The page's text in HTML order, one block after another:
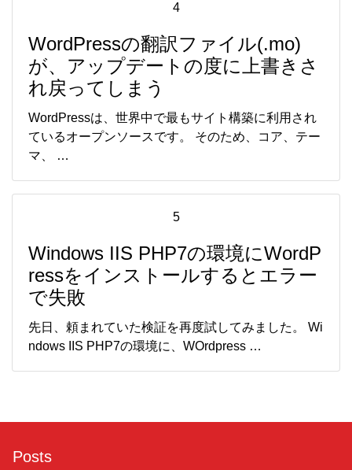
4
WordPressの翻訳ファイル(.mo)
が、アップデートの度に上書きさ
れ戻ってしまう
WordPressは、世界中で最もサイト構築に利用され
ているオープンソースです。 そのため、コア、テー
マ、 …
5
Windows IIS PHP7の環境にWordP
ressをインストールするとエラー
で失敗
先日、頼まれていた検証を再度試してみました。 Wi
ndows IIS PHP7の環境に、WOrdpress …
Posts